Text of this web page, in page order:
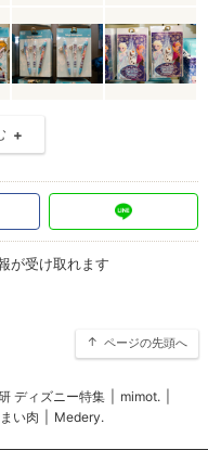
が受け取れます
ページの先頭へ
ディズニー特集 mimot.
い肉 Medery.